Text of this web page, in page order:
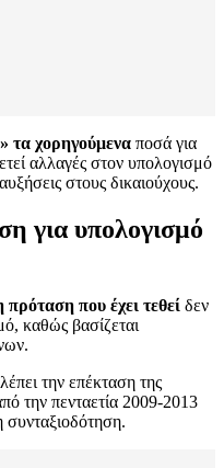
τα χορηγούμενα ποσά για
αλλαγές στον υπολογισμό
στους δικαιούχους.
για υπολογισμό
που έχει τεθεί δεν
καθώς βασίζεται
την επέκταση της
την πενταετία 2009-2013
συνταξιοδότηση.